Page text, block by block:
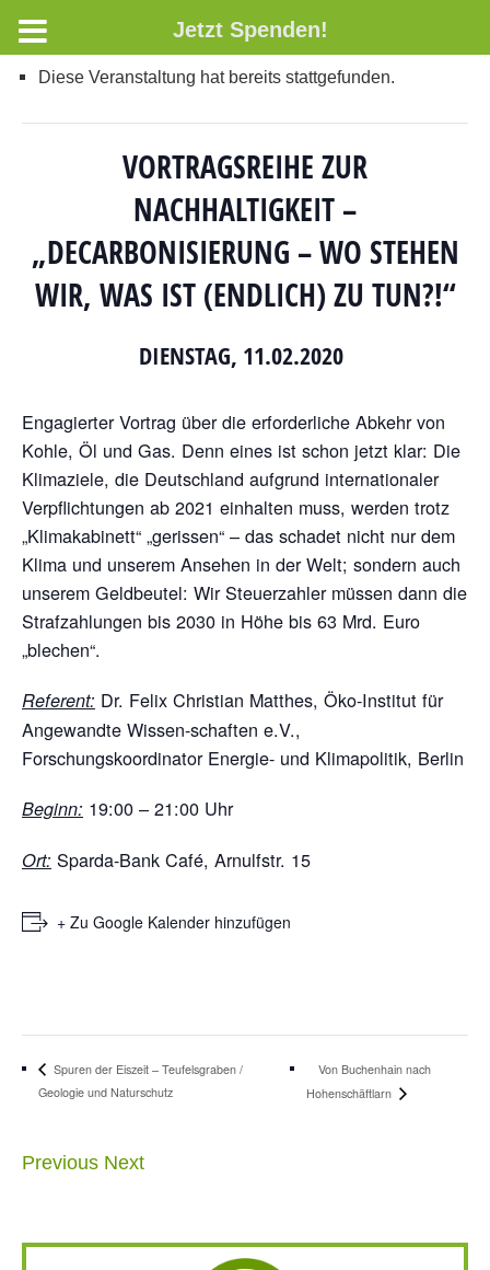
Diese Veranstaltung hat bereits stattgefunden.
VORTRAGSREIHE ZUR
NACHHALTIGKEIT –
„DECARBONISIERUNG – WO STEHEN
WIR, WAS IST (ENDLICH) ZU TUN?!“
DIENSTAG, 11.02.2020
Engagierter Vortrag über die erforderliche Abkehr von
Kohle, Öl und Gas. Denn eines ist schon jetzt klar: Die
Klimaziele, die Deutschland aufgrund internationaler
Verpflichtungen ab 2021 einhalten muss, werden trotz
„Klimakabinett“ „gerissen“ – das schadet nicht nur dem
Klima und unserem Ansehen in der Welt; sondern auch
unserem Geldbeutel: Wir Steuerzahler müssen dann die
Strafzahlungen bis 2030 in Höhe bis 63 Mrd. Euro
„blechen“.
Referent: Dr. Felix Christian Matthes, Öko-Institut für
Angewandte Wissen-schaften e.V.,
Forschungskoordinator Energie- und Klimapolitik, Berlin
Beginn: 19:00 – 21:00 Uhr
Ort: Sparda-Bank Café, Arnulfstr. 15
+ Zu Google Kalender hinzufügen
Spuren der Eiszeit – Teufelsgraben /
Geologie und Naturschutz
Von Buchenhain nach
Hohenschäftlarn
Previous Next
Jetzt Spenden!